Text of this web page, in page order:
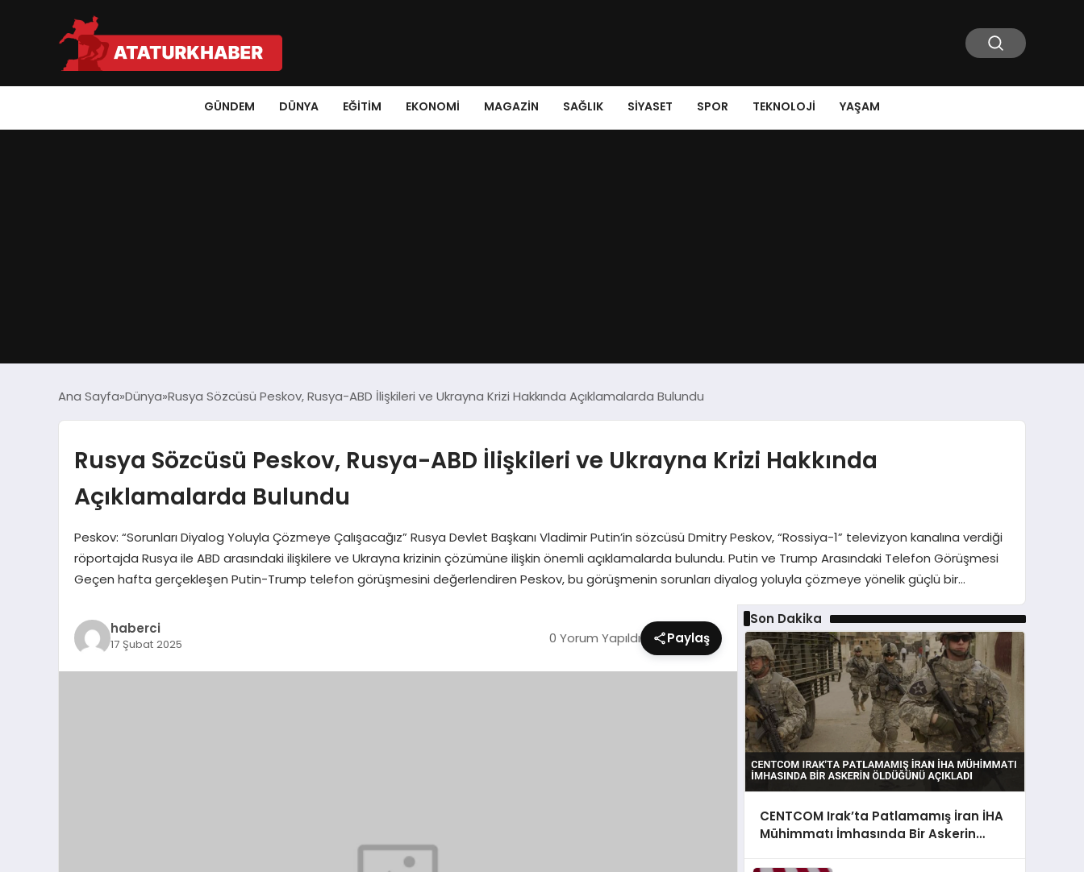
GÜNDEM DÜNYA EĞITIM EKONOMI MAGAZIN SAĞLIK SIYASET SPOR TEKNOLOJI YAŞAM
Ana Sayfa Dünya Rusya Sözcüsü Peskov, Rusya-ABD İlişkileri ve Ukrayna Krizi Hakkında Açıklamalarda Bulundu
Rusya Sözcüsü Peskov, Rusya-ABD İlişkileri ve Ukrayna Krizi Hakkında
Açıklamalarda Bulundu
Peskov: “Sorunları Diyalog Yoluyla Çözmeye Çalışacağız” Rusya Devlet Başkanı Vladimir Putin’in sözcüsü Dmitry Peskov, “Rossiya-1” televizyon kanalına verdiği
röportajda Rusya ile ABD arasındaki ilişkilere ve Ukrayna krizinin çözümüne ilişkin önemli açıklamalarda bulundu. Putin ve Trump Arasındaki Telefon Görüşmesi
Geçen hafta gerçekleşen Putin-Trump telefon görüşmesini değerlendiren Peskov, bu görüşmenin sorunları diyalog yoluyla çözmeye yönelik güçlü bir…
haberci
17 Şubat 2025 0 Yorum Yapıldı Paylaş
Son Dakika
CENTCOM Irak’ta Patlamamış İran İHA
Mühimmatı İmhasında Bir Askerin